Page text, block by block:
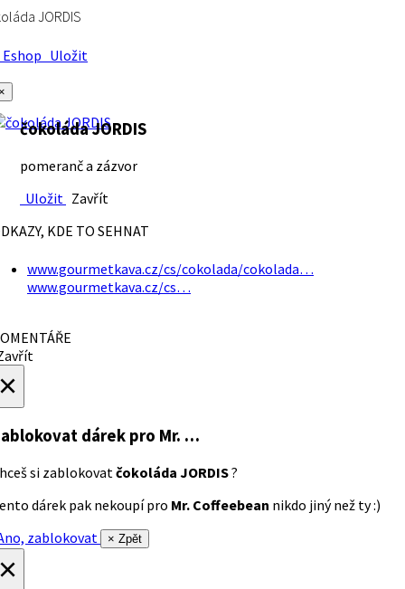
JORDIS
Uložit
čokoláda JORDIS
pomeranč a zázvor
Uložit Zavřít
KDE TO SEHNAT
www.gourmetkava.cz/cs/cokolada/cokolada…
www.gourmetkava.cz/cs…
dárek pro Mr. …
si zablokovat čokoláda JORDIS?
dárek pak nekoupí pro Mr. Coffeebean nikdo jiný než ty :)
zablokovat
× Zpět